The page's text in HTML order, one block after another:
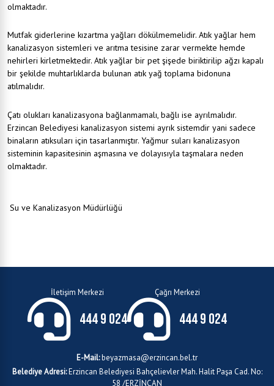
olmaktadır.
Mutfak giderlerine kızartma yağları dökülmemelidir. Atık yağlar hem
kanalizasyon sistemleri ve arıtma tesisine zarar vermekte hemde
nehirleri kirletmektedir. Atık yağlar bir pet şişede biriktirilip ağzı kapalı
bir şekilde muhtarlıklarda bulunan atık yağ toplama bidonuna
atılmalıdır.
Çatı olukları kanalizasyona bağlanmamalı, bağlı ise ayrılmalıdır.
Erzincan Belediyesi kanalizasyon sistemi ayrık sistemdir yani sadece
binaların atıksuları için tasarlanmıştır. Yağmur suları kanalizasyon
sisteminin kapasitesinin aşmasına ve dolayısıyla taşmalara neden
olmaktadır.
Su ve Kanalizasyon Müdürlüğü
İletişim Merkezi
444 9 024
Çağrı Merkezi
444 9 024
E-Mail:beyazmasa@erzincan.bel.tr
Belediye Adresi:Erzincan Belediyesi Bahçelievler Mah. Halit Paşa Cad. No:
58 /ERZİNCAN